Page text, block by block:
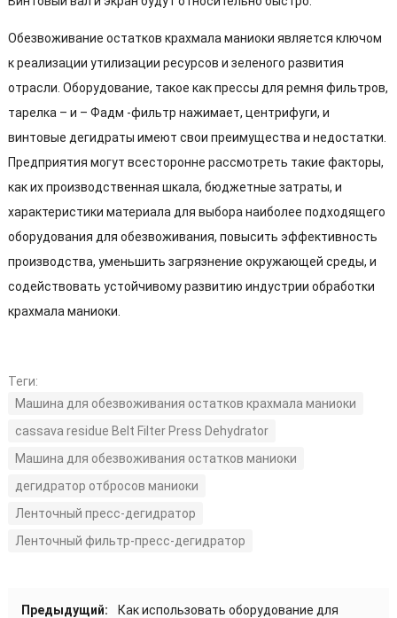
Обезвоживание остатков крахмала маниоки является ключом
к реализации утилизации ресурсов и зеленого развития
отрасли. Оборудование, такое как прессы для ремня фильтров,
тарелка – и – Фадм -фильтр нажимает, центрифуги, и
винтовые дегидраты имеют свои преимущества и недостатки.
Предприятия могут всесторонне рассмотреть такие факторы,
как их производственная шкала, бюджетные затраты, и
характеристики материала для выбора наиболее подходящего
оборудования для обезвоживания, повысить эффективность
производства, уменьшить загрязнение окружающей среды, и
содействовать устойчивому развитию индустрии обработки
крахмала маниоки.
Теги:
Машина для обезвоживания остатков крахмала маниоки
cassava residue Belt Filter Press Dehydrator
Машина для обезвоживания остатков маниоки
дегидратор отбросов маниоки
Ленточный пресс-дегидратор
Ленточный фильтр-пресс-дегидратор
Предыдущий:
Как использовать оборудование для